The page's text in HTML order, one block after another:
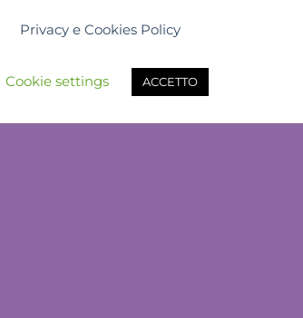
TRASPARENTE
Created by: Gellus Soluzioni
Privacy e Cookies Policy
Cookie settings ACCETTO